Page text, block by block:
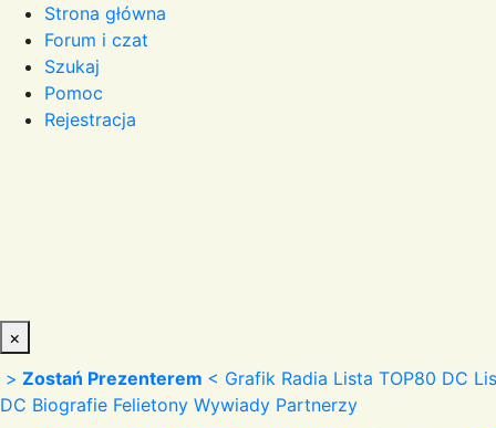
Strona główna
Forum i czat
Szukaj
Pomoc
Rejestracja
×
> Zostań Prezenterem < Grafik Radia Lista TOP80 DC
DC Biografie Felietony Wywiady Partnerzy